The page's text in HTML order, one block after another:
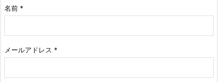
名前 *
メールアドレス *